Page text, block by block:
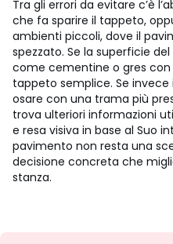
Tra gli errori da evitare c’è
che fa sparire il tappeto,
ambienti piccoli, dove il
spezzato. Se la superficie
come cementine o gres
tappeto semplice. Se
osare con una trama più
trova ulteriori informazioni
e resa visiva in base al Suo
pavimento non resta una
decisione concreta che
stanza.